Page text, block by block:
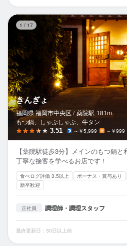
1 / 17
きんぎょ
福岡県 福岡市中央区 / 薬院駅 181m
もつ鍋、しゃぶしゃぶ、牛タン
3.51 ～￥5,999 ～￥999
【薬院駅徒歩3分】メインのもつ鍋
丁寧な接客を学べるお店です！
食べログ評価 3.5以上 ボーナス・賞与あり
新卒歓迎
正社員 調理師・調理スタッフ
最終更新日：30日以上前